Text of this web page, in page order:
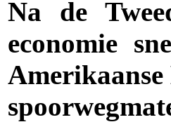
Na de
economie